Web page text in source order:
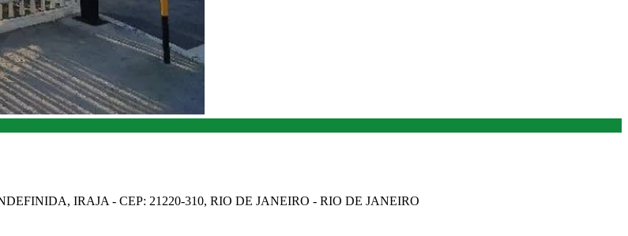
IRAJA - CEP: 21220-310, RIO DE JANEIRO - RIO DE JANEIRO